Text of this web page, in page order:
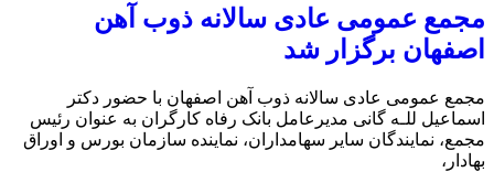
مجمع عمومی عادی سالانه ذوب آهن
اصفهان برگزار شد
مجمع عمومی عادی سالانه ذوب آهن اصفهان با حضور دکتر
اسماعیل للـه گانی مدیرعامل بانک رفاه کارگران به عنوان رئیس
مجمع، نمایندگان سایر سهامداران، نماینده سازمان بورس و اوراق
بهادار،